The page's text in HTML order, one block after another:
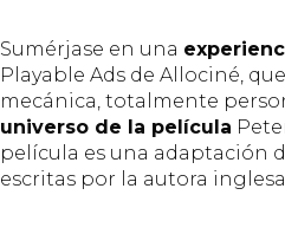
Sumérjase en una
Playable Ads de Allociné,
mecánica, totalmente
universo de la película
película es una adaptación
escritas por la autora